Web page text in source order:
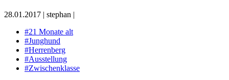
28.01.2017 | stephan |
#21 Monate alt
#Junghund
#Herrenberg
#Ausstellung
#Zwischenklasse